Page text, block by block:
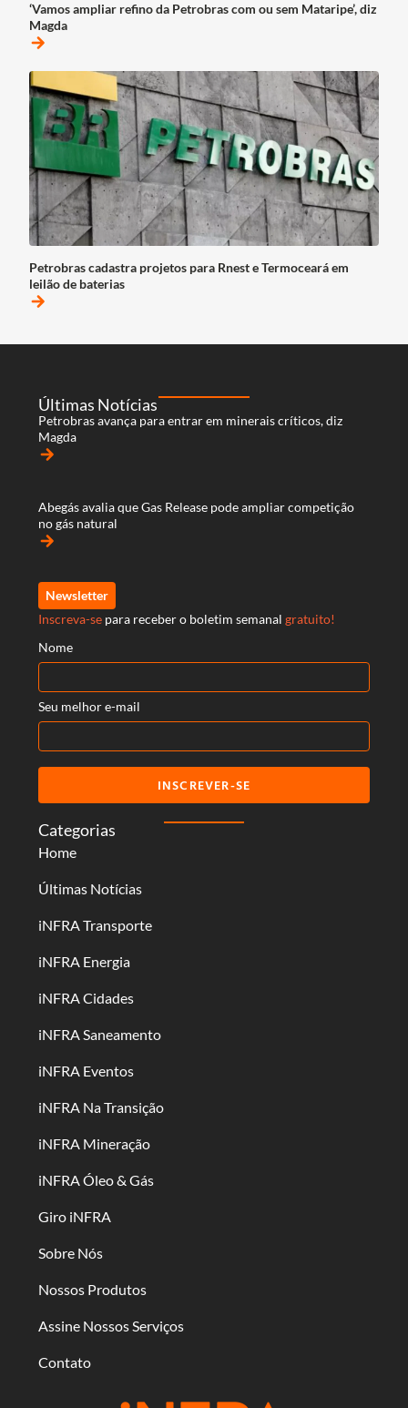
‘Vamos ampliar refino da Petrobras com ou sem Mataripe’, diz
Magda
arrow_forward
Petrobras cadastra projetos para Rnest e Termoceará em
leilão de baterias
arrow_forward
Categorias
Home
Últimas Notícias
iNFRA Transporte
iNFRA Energia
iNFRA Cidades
iNFRA Saneamento
iNFRA Eventos
iNFRA Na Transição
iNFRA Mineração
iNFRA Óleo & Gás
Giro iNFRA
Sobre Nós
Nossos Produtos
Assine Nossos Serviços
Contato
Últimas Notícias
Petrobras avança para entrar em minerais críticos, diz
Magda
arrow_forward
Abegás avalia que Gas Release pode ampliar competição
no gás natural
arrow_forward
Newsletter
Inscreva-se para receber o boletim semanal gratuito!
Nome
Seu melhor e-mail
INSCREVER-SE